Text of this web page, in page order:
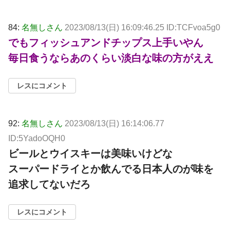
84: 名無しさん 2023/08/13(日) 16:09:46.25 ID:TCFvoa5g0
でもフィッシュアンドチップス上手いやん
毎日食うならあのくらい淡白な味の方がええ
レスにコメント
92: 名無しさん 2023/08/13(日) 16:14:06.77
ID:5YadoOQH0
ビールとウイスキーは美味いけどな
スーパードライとか飲んでる日本人のが味を
追求してないだろ
レスにコメント